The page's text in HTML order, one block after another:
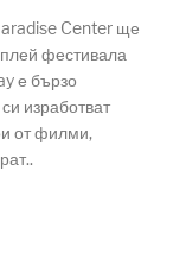
Center ще
фестивала
е бързо
изработват
от филми,